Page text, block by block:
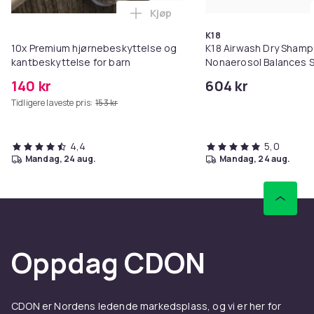
10x Premium hjørnebeskyttelse og
kantbeskyttelse for barn
140 kr
Tidligere laveste pris: 153 kr
Legg 10x Premium
Kjøp
4,4
mandag, 24 aug.
K18
K18 Airwash Dry
Nonaerosol Balances
604 kr
5,0
mandag, 24 aug.
Oppdag CDON
CDON er Nordens ledende markedsplass, og vi er her for